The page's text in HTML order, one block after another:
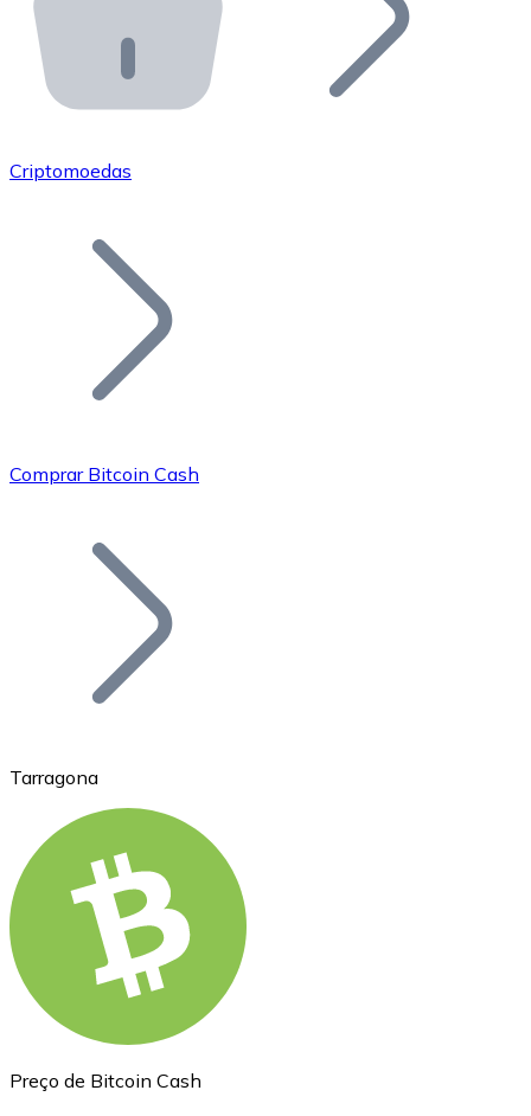
API Bitnovo
Integre nossa API no seu ecossistema.
Junte-se à nossa rede de revendedores e comercialize
Adicione o token do seu projeto ao nosso serviço de
Bitcoin
Ethereum
Criptomoedas
Comprar Bitcoin Cash
Tarragona
Preço de Bitcoin Cash